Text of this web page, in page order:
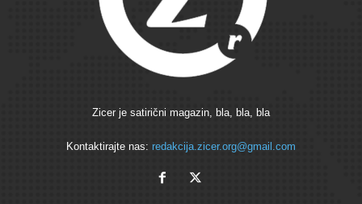
Zicer je satirični magazin, bla, bla, bla
Kontaktirajte nas: redakcija.zicer.org@gmail.com